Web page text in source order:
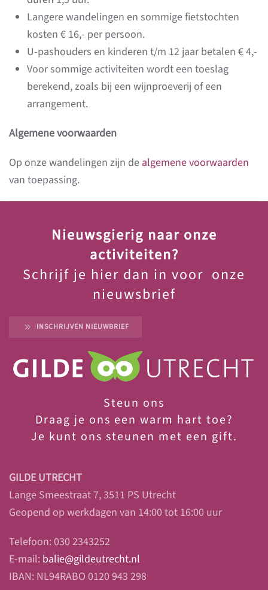
Langere wandelingen en sommige fietstochten
kosten € 16,- per persoon.
U-pashouders en kinderen t/m 12 jaar betalen € 4,-
Voor sommige activiteiten wordt een toeslag
berekend, zoals bij een wijnproeverij of een
arrangement.
Algemene voorwaarden
Op onze wandelingen zijn de algemene voorwaarden
van toepassing.
Nieuwsgierig naar onze
activiteiten?
Schrijf je hier dan in voor onze
nieuwsbrief
INSCHRIJVEN NIEUWBRIEF
Steun ons
Draag je ons een warm hart toe?
Je kunt ons steunen met een gift.
GILDE UTRECHT
Lange Smeestraat 7, 3511 PS Utrecht
Geopend op werkdagen van 14:00 tot 16:00 uur
Telefoon: 030 2343252
E-mail: balie@gildeutrecht.nl
IBAN: NL94RABO 0120 943 298